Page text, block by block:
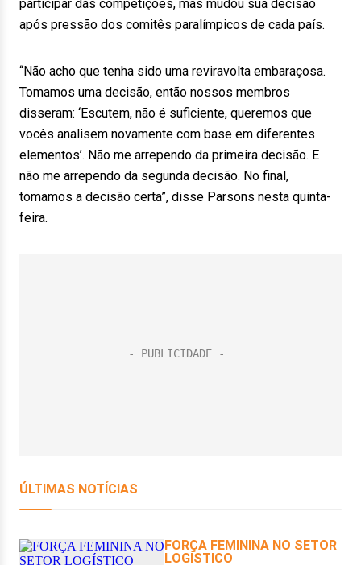
participar das competições, mas mudou sua decisão
após pressão dos comitês paralímpicos de cada país.
“Não acho que tenha sido uma reviravolta embaraçosa.
Tomamos uma decisão, então nossos membros
disseram: ‘Escutem, não é suficiente, queremos que
vocês analisem novamente com base em diferentes
elementos’. Não me arrependo da primeira decisão. E
não me arrependo da segunda decisão. No final,
tomamos a decisão certa”, disse Parsons nesta quinta-
feira.